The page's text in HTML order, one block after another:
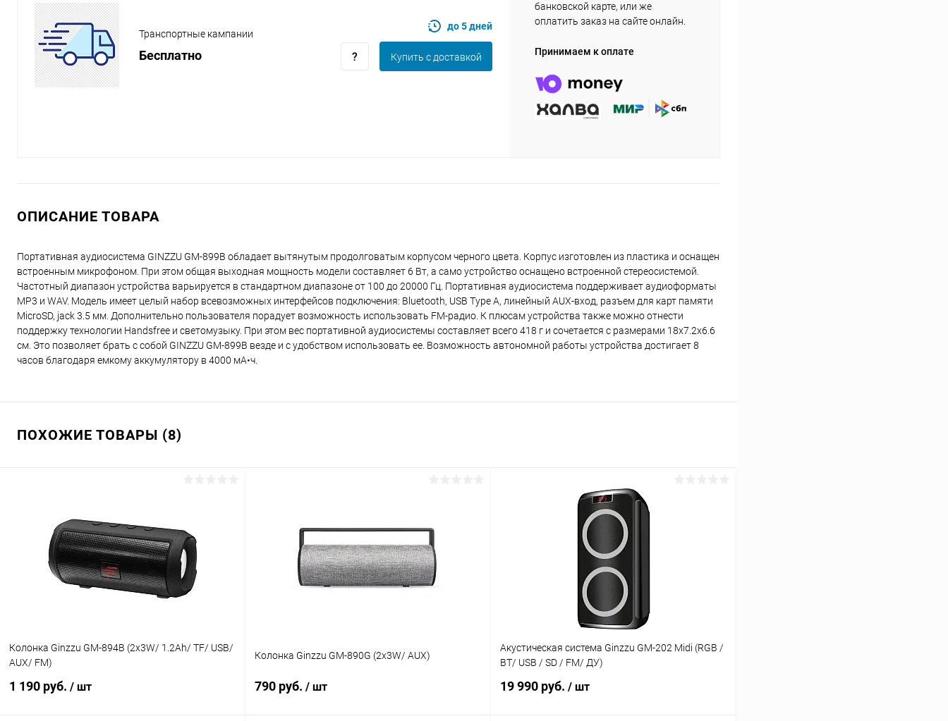
Транспортные кампании
Бесплатно
до 5 дней
Купить c доставкой
банковской карте, или же
оплатить заказ на сайте онлайн.
Принимаем к оплате
ОПИСАНИЕ ТОВАРА
Портативная аудиосистема GINZZU GM-899B обладает вытянутым продолговатым корпусом черного цвета. Корпус изготовлен из пластика и оснащен
встроенным микрофоном. При этом общая выходная мощность модели составляет 6 Вт, а само устройство оснащено встроенной стереосистемой.
Частотный диапазон устройства варьируется в стандартном диапазоне от 100 до 20000 Гц. Портативная аудиосистема поддерживает аудиоформаты
MP3 и WAV. Модель имеет целый набор всевозможных интерфейсов подключения: Bluetooth, USB Type A, линейный AUX-вход, разъем для карт памяти
MicroSD, jack 3.5 мм. Дополнительно пользователя порадует возможность использовать FM-радио. К плюсам устройства также можно отнести
поддержку технологии Handsfree и светомузыку. При этом вес портативной аудиосистемы составляет всего 418 г и сочетается с размерами 18x7.2x6.6
см. Это позволяет брать с собой GINZZU GM-899B везде и с удобством использовать ее. Возможность автономной работы устройства достигает 8
часов благодаря емкому аккумулятору в 4000 мА•ч.
ПОХОЖИЕ ТОВАРЫ (8)
Колонка Ginzzu GM-894B (2x3W/ 1.2Ah/ TF/ USB/
AUX/ FM)
1 190 руб. / шт
Колонка Ginzzu GM-890G (2x3W/ AUX)
790 руб. / шт
Акустическая система Ginzzu GM-202 Midi (RGB /
BT/ USB / SD / FM/ ДУ)
19 990 руб. / шт
25
раз в 2 недели
8 800 302-02-51